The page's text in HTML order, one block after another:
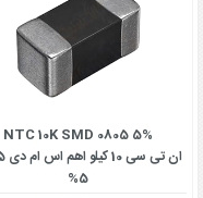
NTC 10K SMD 0805 5%
ان
5%